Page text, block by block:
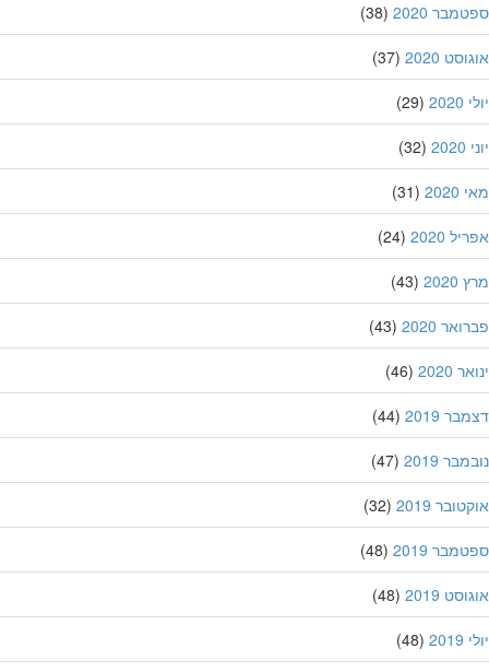
2020
(38)
2020
(37)
(29)
(32)
(31)
2020
(24)
(43)
2020
(43)
2020
(46)
2019
(44)
2019
(47)
2019
(32)
2019
(48)
2019
(48)
(48)